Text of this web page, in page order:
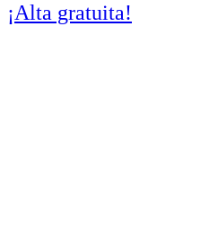
¡Alta gratuita!